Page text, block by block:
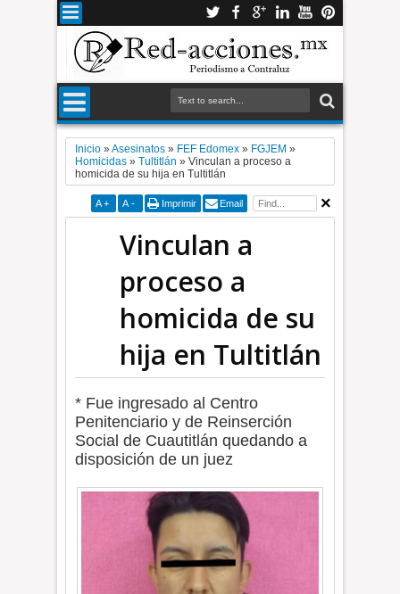
Inicio »Asesinatos » FEF Edomex » FGJEM »
Homicidas »Tultitlán »Vinculan a proceso a
homicida de su hija en Tultitlán
A + A - Imprimir Email
Vinculan a
proceso a
homicida de su
hija en Tultitlán
* Fue ingresado al Centro
Penitenciario y de Reinserción
Social de Cuautitlán quedando a
disposición de un juez